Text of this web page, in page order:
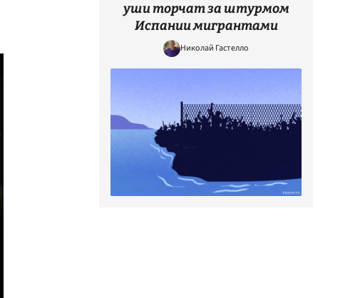
уши торчат за штурмом
Испании мигрантами
Николай Гастелло